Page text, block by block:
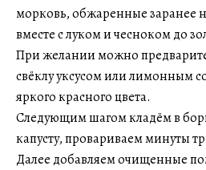
морковь, обжаренные заранее
вместе с луком и чесноком до
При желании можно
свёклу уксусом или лимонным
яркого красного цвета.
Следующим шагом кладём в
капусту, провариваем минуты
Далее добавляем очищенные